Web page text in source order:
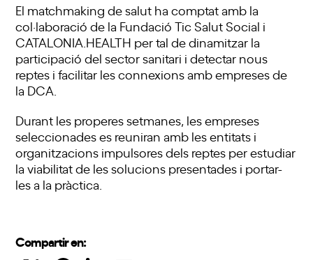
El matchmaking de salut ha comptat amb la
col·laboració de la Fundació Tic Salut Social i
CATALONIA.HEALTH per tal de dinamitzar la
participació del sector sanitari i detectar nous
reptes i facilitar les connexions amb empreses de
la DCA.
Durant les properes setmanes, les empreses
seleccionades es reuniran amb les entitats i
organitzacions impulsores dels reptes per estudiar
la viabilitat de les solucions presentades i portar-
les a la pràctica.
Compartir en: